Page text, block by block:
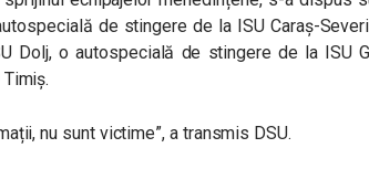
de stingere de la ISU Caraș-
Dolj, o autospecială de stingere de la ISU
nu sunt victime”, a transmis DSU.